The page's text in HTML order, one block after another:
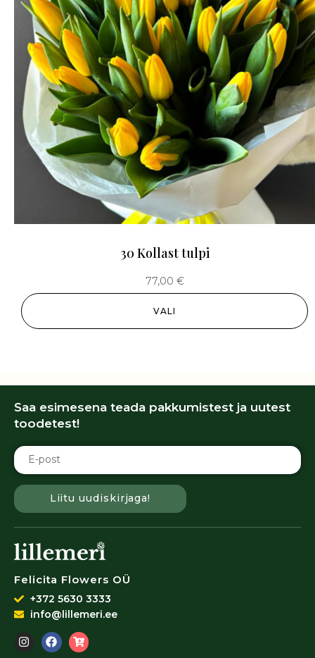
30 Kollast tulpi
77,00 €
VALI
Saa esimesena teada pakkumistest ja uutest
toodetest!
Liitu uudiskirjaga!
Felicita Flowers OÜ
+372 5630 3333
info@lillemeri.ee